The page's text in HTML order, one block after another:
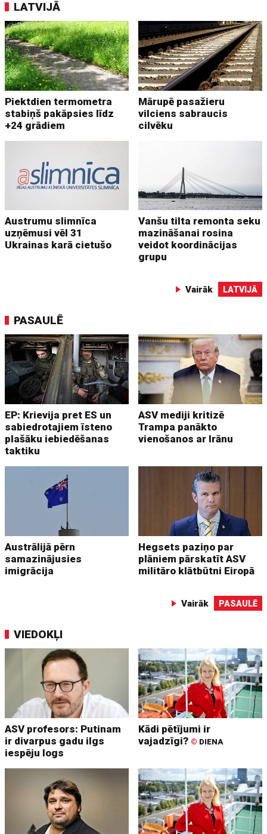
LATVIJĀ
Piektdien termometra
stabiņš pakāpsies līdz
+24 grādiem
Mārupē pasažieru
vilciens sabraucis
cilvēku
Austrumu slimnīca
uzņēmusi vēl 31
Ukrainas karā cietušo
Vanšu tilta remonta seku
mazināšanai rosina
veidot koordinācijas
grupu
Vairāk LATVIJĀ
PASAULĒ
EP: Krievija pret ES un
sabiedrotajiem īsteno
plašāku iebiedēšanas
taktiku
ASV mediji kritizē
Trampa panākto
vienošanos ar Irānu
Austrālijā pērn
samazinājusies
imigrācija
Hegsets paziņo par
plāniem pārskatīt ASV
militāro klātbūtni Eiropā
Vairāk PASAULĒ
VIEDOKĻI
ASV profesors: Putinam
ir divarpus gadu ilgs
iespēju logs
Kādi pētījumi ir
vajadzīgi? © DIENA